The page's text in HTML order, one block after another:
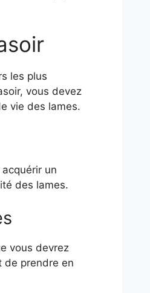
les plus
vous devez
vie des lames.
un
des lames.
vous devrez
de prendre en